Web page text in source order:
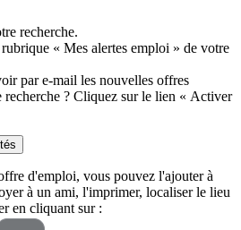
recherche.
« Mes alertes emploi » de votre
par e-mail les nouvelles offres
recherche ? Cliquez sur le lien « Activer
d'emploi, vous pouvez l'ajouter à
à un ami, l'imprimer, localiser le lieu
en cliquant sur :